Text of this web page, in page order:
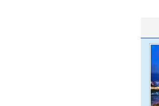
هواپیمای مرموز E-11A BACN چیست؟